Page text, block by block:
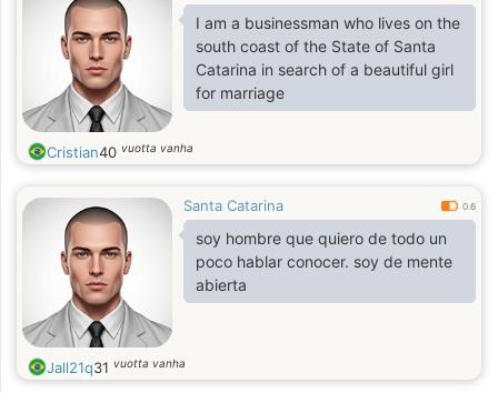
I am a businessman who lives on the
south coast of the State of Santa
Catarina in search of a beautiful girl
for marriage
Cristian40 vuotta vanha
Santa Catarina 0.6
soy hombre que quiero de todo un
poco hablar conocer. soy de mente
abierta
Jall21q31 vuotta vanha